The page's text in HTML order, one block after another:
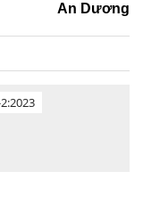
An Dương